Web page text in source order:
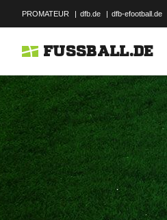
PROMATEUR | dfb.de | dfb-efootball.de
FUSSBALL.DE